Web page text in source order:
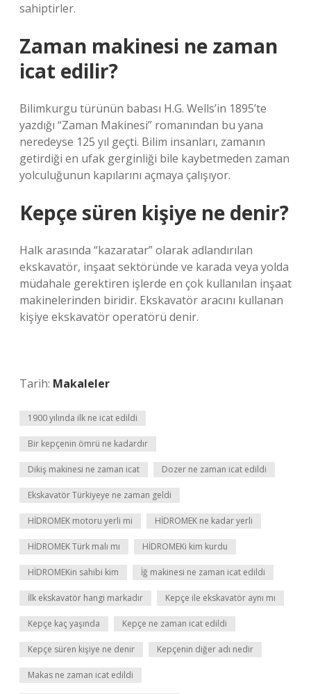
sahiptirler.
Zaman makinesi ne zaman
icat edilir?
Bilimkurgu türünün babası H.G. Wells’in 1895’te
yazdığı “Zaman Makinesi” romanından bu yana
neredeyse 125 yıl geçti. Bilim insanları, zamanın
getirdiği en ufak gerginliği bile kaybetmeden zaman
yolculuğunun kapılarını açmaya çalışıyor.
Kepçe süren kişiye ne denir?
Halk arasında “kazaratar” olarak adlandırılan
ekskavatör, inşaat sektöründe ve karada veya yolda
müdahale gerektiren işlerde en çok kullanılan inşaat
makinelerinden biridir. Ekskavatör aracını kullanan
kişiye ekskavatör operatörü denir.
Tarih: Makaleler
1900 yılında ilk ne icat edildi
Bir kepçenin ömrü ne kadardır
Dikiş makinesi ne zaman icat Dozer ne zaman icat edildi
Ekskavatör Türkiyeye ne zaman geldi
HİDROMEK motoru yerli mi HİDROMEK ne kadar yerli
HİDROMEK Türk malı mı HİDROMEKi kim kurdu
HİDROMEKin sahibi kim İğ makinesi ne zaman icat edildi
İlk ekskavatör hangi markadır Kepçe ile ekskavatör aynı mı
Kepçe kaç yaşında Kepçe ne zaman icat edildi
Kepçe süren kişiye ne denir Kepçenin diğer adı nedir
Makas ne zaman icat edildi